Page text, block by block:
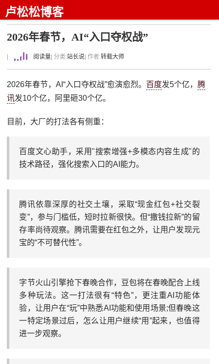
卢松松博客
2026年春节，AI“入口夺权战”
阅读量 | 分类:站长说 | 作者:转载大师
2026年春节，AI“入口夺权战”愈演愈烈。 百度发5个亿， 腾
讯发10个亿，阿里砸30个亿。
目前，大厂的打法各有侧重：
百度文心助手，采用"搜索增强+多模态内容生成"的
技术路径，强化搜索入口的AI能力。
腾讯依靠深厚的社交土壤，采取“现金红包+社交裂
变”，参与门槛低，短时拉新很快。但“撒钱拉新”的留
存率尚待观察。腾讯需要在红包之外，让用户发现元
宝的“不可替代性”。
字节火山引擎抢下春晚合作，豆包将在春晚配合上线
多种玩法。这一打法很有“特色”，更注重AI功能体
验，让用户在“玩”中熟悉AI功能和使用场景;但春晚这
一特定场景过后，怎么让用户继续“用”起来，也值得
进一步观察。